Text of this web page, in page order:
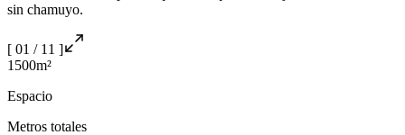
sin chamuyo.
[ 01 / 11 ]
1500m²
Espacio
Metros totales